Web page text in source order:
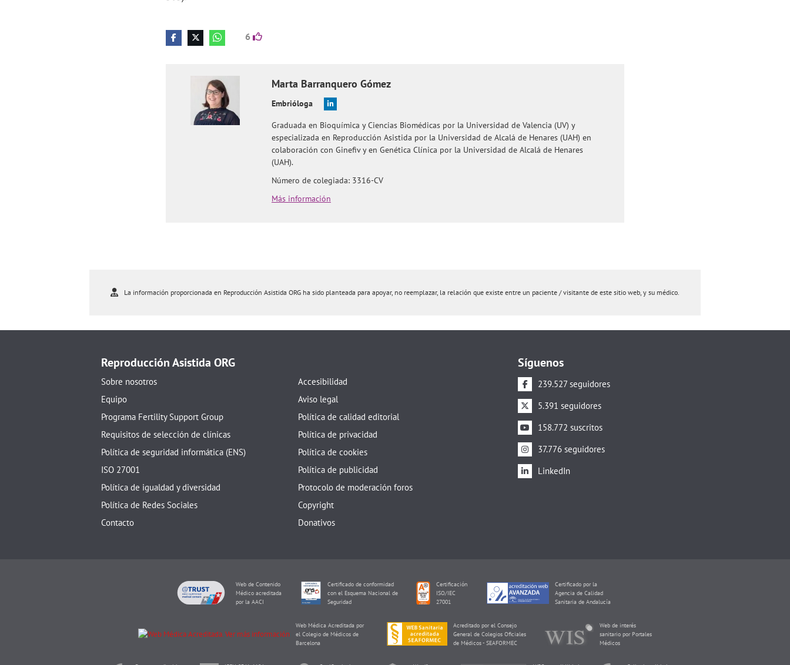
6
Marta Barranquero Gómez
Embrióloga
Graduada en Bioquímica y Ciencias Biomédicas por la Universidad de Valencia (UV) y
especializada en Reproducción Asistida por la Universidad de Alcalá de Henares (UAH) en
colaboración con Ginefiv y en Genética Clínica por la Universidad de Alcalá de Henares
(UAH).
Número de colegiada: 3316-CV
Más información
La información proporcionada en Reproducción Asistida ORG ha sido planteada para apoyar, no reemplazar, la relación que existe entre un paciente / visitante de este sitio web, y su médico.
Reproducción Asistida ORG
Sobre nosotros
Equipo
Programa Fertility Support Group
Requisitos de selección de clínicas
Política de seguridad informática (ENS)
ISO 27001
Política de igualdad y diversidad
Política de Redes Sociales
Contacto
Accesibilidad
Aviso legal
Política de calidad editorial
Política de privacidad
Política de cookies
Política de publicidad
Protocolo de moderación foros
Copyright
Donativos
Síguenos
239.527 seguidores
5.391 seguidores
158.772 suscritos
37.776 seguidores
LinkedIn
Web de Contenido
Médico acreditada
por la AACI
Certificado de conformidad
con el Esquema Nacional de
Seguridad
Certificación
ISO/IEC
27001
Certificado por la
Agencia de Calidad
Sanitaria de Andalucía
Web Médica Acreditada por
el Colegio de Médicos de
Barcelona
Acreditado por el Consejo
General de Colegios Oficiales
de Médicos - SEAFORMEC
Web de interés
sanitario por Portales
Médicos